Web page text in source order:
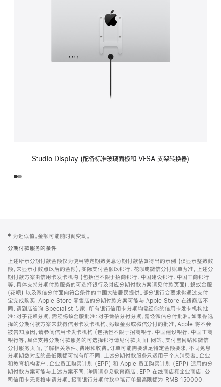
Studio Display (配备标准玻璃面板和 VESA 支架转换器)
页
页
脚
注
‡ 为近似值。金额可能随时间变动。
分期付款服务的条件
上述所示分期付款金额仅为使用特定期数免息分期付款估算得出的示例 (仅显示整数数
额，未显示小数点以后的金额)，实际支付金额以银行、花呗或微信分付账单为准。上述分
期付款方案由信用卡发卡机构 (包括但不限于招商银行、中国建设银行、中国工商银行
等，具体支持分期付款服务的可选择银行及对应分期付款方案请见付款页面)、蚂蚁金服
(花呗) 以及微信分付面向符合条件的中国大陆居民提供。部分银行会要求你通过支付
宝完成购买。Apple Store 零售店的分期付款方案可能与 Apple Store 在线商店不
同，请到店咨询 Specialist 专家。所有银行信用卡分期均需经你的信用卡发卡机构批
准；对于花呗分期，需经蚂蚁金服批准；对于微信分付分期，需经微信分付批准。如果你选
择的分期付款方案未获得信用卡发卡机构、蚂蚁金服或微信分付的批准，Apple 将不会
被告知原因。请参阅信用卡发卡机构 (包括但不限于招商银行、中国建设银行、中国工商
银行等，具体支持分期付款服务的可选择银行请见付款页面) 网站、支付宝网站和微信
分付服务页面，了解相关条件、费用和收费。订单可能需要满足特定金额要求，不同免息
分期期数对应的最低限额可能有所不同。上述分期付款服务只适用于个人消费者。企业
和教育机构客户、企业员工购买计划 (EPP) 和 Apple 员工购买计划 (EPP) 适用的分
期付款方案可能与上述方案不同，详情请参见教育商店、EPP 在线商店和企业商店。公
司信用卡无资格申请分期。招商银行分期付款单笔订单最高限额为 RMB 150000。